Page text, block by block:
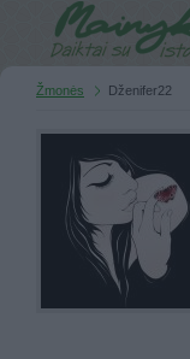
Žmonės Dženifer22